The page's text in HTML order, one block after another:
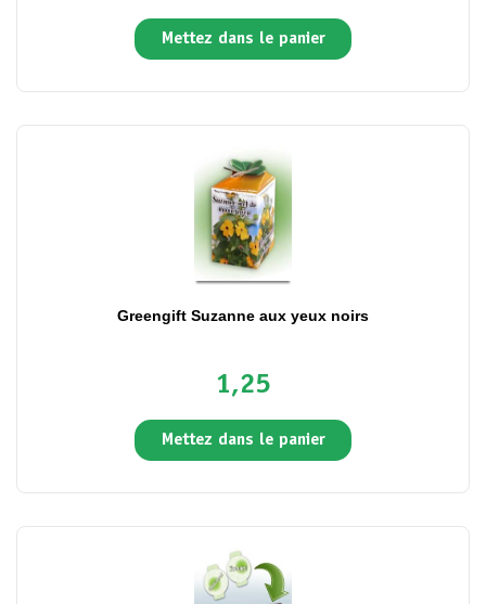
Mettez dans le panier
Greengift Suzanne aux yeux noirs
1,25
Mettez dans le panier